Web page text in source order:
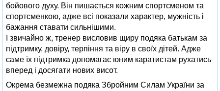
бойового духу. Він пишається кожним спортсменом та
спортсменкою, адже всі показали характер, мужність і
бажання ставати сильнішими.
І звичайно ж, тренер висловив щиру подяка батькам за
підтримку, довіру, терпіння та віру в своїх дітей. Адже
саме їх підтримка допомагає юним каратистам рухатись
вперед і досягати нових висот.
Окрема безмежна подяка Збройним Силам України за